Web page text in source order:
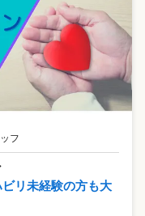
フ
リ未経験の方も大